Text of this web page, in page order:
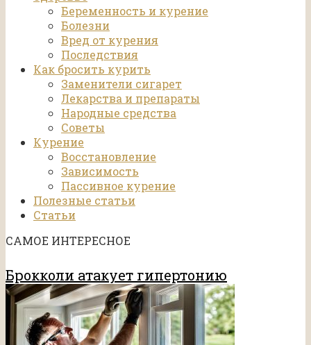
Беременность и курение
Болезни
Вред от курения
Последствия
Как бросить курить
Заменители сигарет
Лекарства и препараты
Народные средства
Советы
Курение
Восстановление
Зависимость
Пассивное курение
Полезные статьи
Статьи
САМОЕ ИНТЕРЕСНОЕ
Брокколи атакует гипертонию